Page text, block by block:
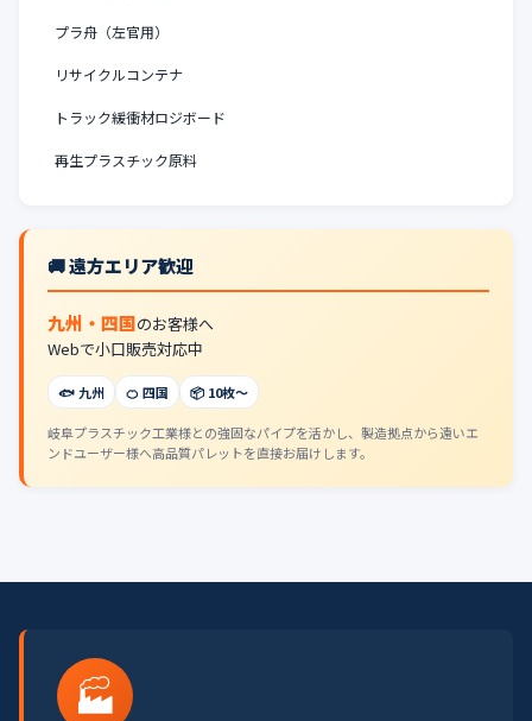
プラ舟（左官用）
リサイクルコンテナ
トラック緩衝材ロジボード
再生プラスチック原料
🚚 遠方エリア歓迎
九州・四国のお客様へ
Webで小口販売対応中
🐟 九州 🍊 四国 📦 10枚〜
岐阜プラスチック工業様との強固なパイプを活かし、製造拠点から遠いエ
ンドユーザー様へ高品質パレットを直接お届けします。
🏭